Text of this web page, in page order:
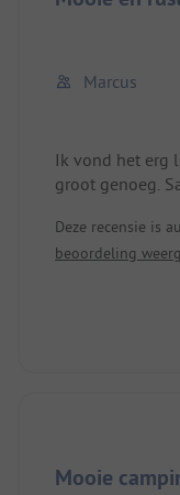
restaurant te
Dank je.
Marcus
Ik vond het erg
groot genoeg.
te spelen in het
Deze recensie is
beoordeling
Mooie